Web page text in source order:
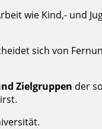
wie Kind,- und
sich von
Zielgruppen der